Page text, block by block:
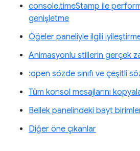
console.timeStamp ile
genişletme
Öğeler paneliyle ilgili
Animasyonlu stillerin gerçek
:open sözde sınıfı ve çeşitli
Tüm konsol mesajlarını
Bellek panelindeki bayt
Diğer öne çıkanlar